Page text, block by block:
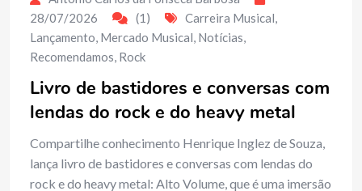
28/07/2026
(1) Carreira Musical,
Lançamento, Mercado Musical, Notícias,
Recomendamos, Rock
Livro de bastidores e conversas com
lendas do rock e do heavy metal
Compartilhe conhecimento Henrique Inglez de Souza,
lança livro de bastidores e conversas com lendas do
rock e do heavy metal: Alto Volume, que é uma imersão